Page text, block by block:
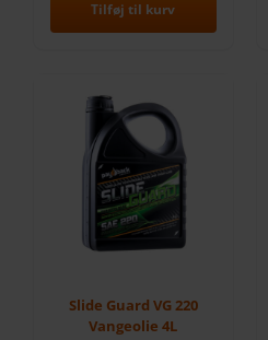
Tilføj til kurv
Slide Guard VG 220
Vangeolie 4L